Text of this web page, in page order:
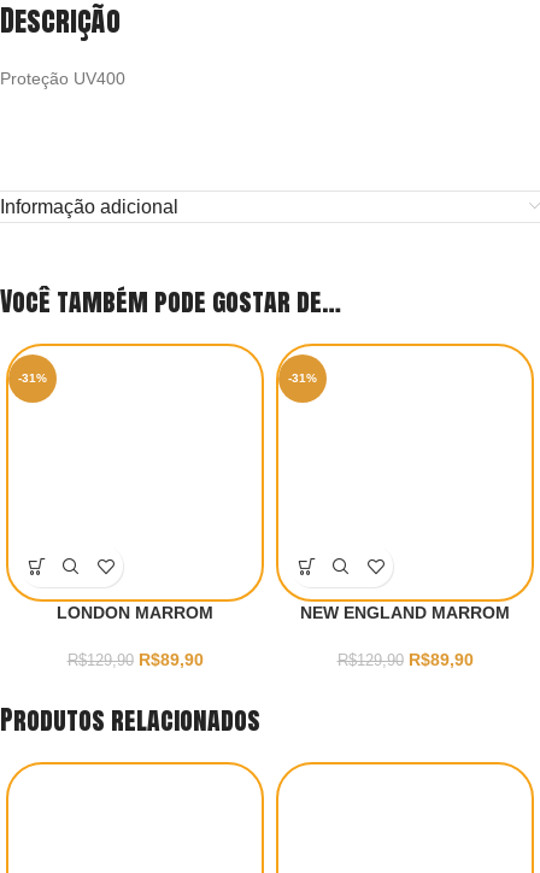
Descrição
Proteção UV400
Informação adicional
Você também pode gostar de…
-31%
LONDON MARROM
R$129,90 R$89,90
-31%
NEW ENGLAND MARROM
R$129,90 R$89,90
Produtos relacionados